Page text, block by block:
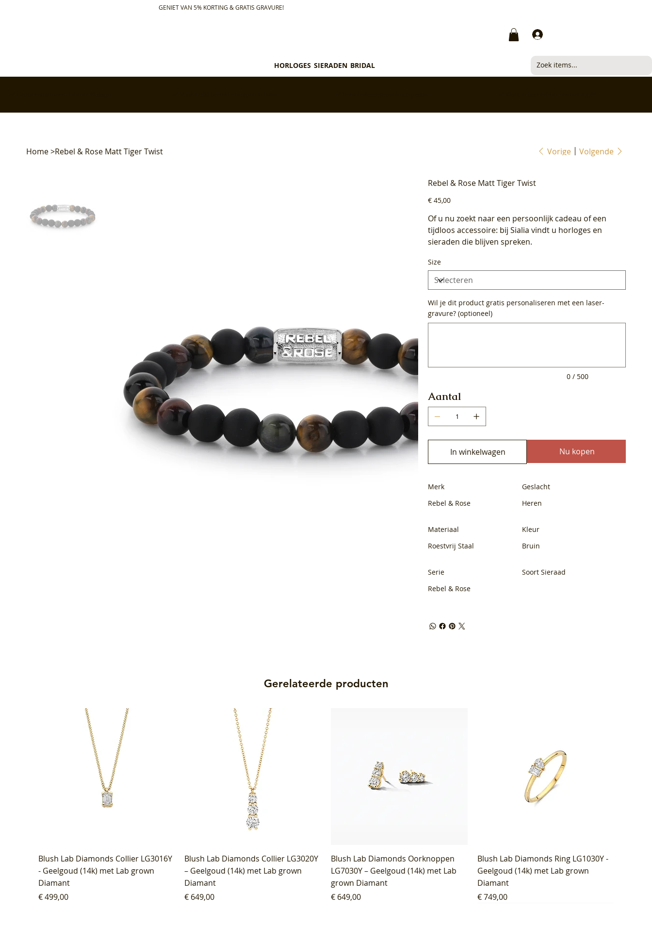
GENIET VAN 5% KORTING & GRATIS GRAVURE!
HORLOGES SIERADEN BRIDAL
Home>Rebel & Rose Matt Tiger Twist Vorige Volgende
Rebel & Rose Matt Tiger Twist
Prijs
€ 45,00
Of u nu zoekt naar een persoonlijk cadeau of een
tijdloos accessoire: bij Sialia vindt u horloges en
sieraden die blijven spreken.
Size
Wil je dit product gratis personaliseren met een laser-
gravure? (optioneel)
0 / 500
Aantal
In winkelwagen Nu kopen
Merk
Rebel & Rose
Geslacht
Heren
Materiaal
Roestvrij Staal
Kleur
Bruin
Serie
Rebel & Rose
Soort Sieraad
Gerelateerde producten
Blush Lab Diamonds Collier LG3016Y
- Geelgoud (14k) met Lab grown
Diamant
Prijs
€ 499,00
Blush Lab Diamonds Collier LG3020Y
– Geelgoud (14k) met Lab grown
Diamant
Prijs
€ 649,00
Blush Lab Diamonds Oorknoppen
LG7030Y – Geelgoud (14k) met Lab
grown Diamant
Prijs
€ 649,00
Blush Lab Diamonds Ring LG1030Y -
Geelgoud (14k) met Lab grown
Diamant
Prijs
€ 749,00